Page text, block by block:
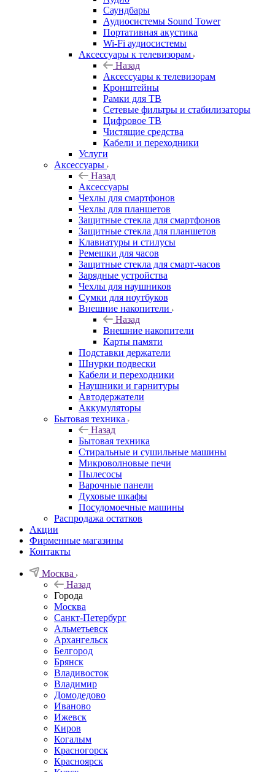
Саундбары
Аудиосистемы Sound Tower
Портативная акустика
Wi-Fi аудиосистемы
Аксессуары к телевизорам
Назад
Аксессуары к телевизорам
Кронштейны
Рамки для ТВ
Сетевые фильтры и стабилизаторы
Цифровое ТВ
Чистящие средства
Кабели и переходники
Услуги
Аксессуары
Назад
Аксессуары
Чехлы для смартфонов
Чехлы для планшетов
Защитные стекла для смартфонов
Защитные стекла для планшетов
Клавиатуры и стилусы
Ремешки для часов
Защитные стекла для смарт-часов
Зарядные устройства
Чехлы для наушников
Сумки для ноутбуков
Внешние накопители
Назад
Внешние накопители
Карты памяти
Подставки держатели
Шнурки подвески
Кабели и переходники
Наушники и гарнитуры
Автодержатели
Аккумуляторы
Бытовая техника
Назад
Бытовая техника
Стиральные и сушильные машины
Микроволновые печи
Пылесосы
Варочные панели
Духовые шкафы
Посудомоечные машины
Распродажа остатков
Акции
Фирменные магазины
Контакты
Москва
Назад
Города
Москва
Санкт-Петербург
Альметьевск
Архангельск
Белгород
Брянск
Владивосток
Владимир
Домодедово
Иваново
Ижевск
Киров
Когалым
Красногорск
Красноярск